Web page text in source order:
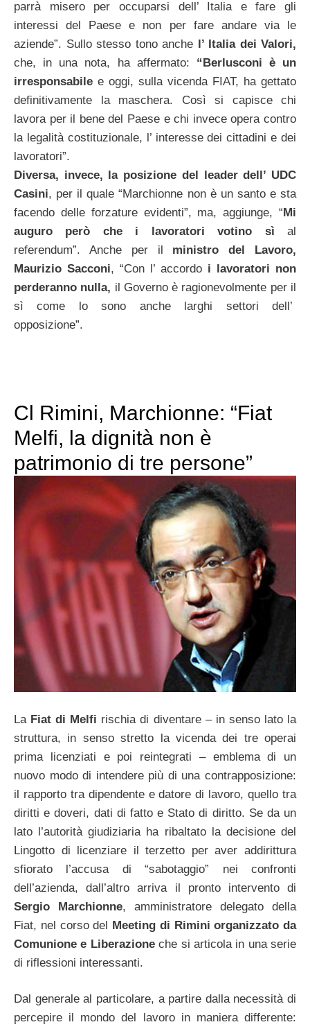
parrà misero per occuparsi dell’ Italia e fare gli
interessi del Paese e non per fare andare via le
aziende”. Sullo stesso tono anche l’ Italia dei Valori,
che, in una nota, ha affermato: “Berlusconi è un
irresponsabile e oggi, sulla vicenda FIAT, ha gettato
definitivamente la maschera. Così si capisce chi
lavora per il bene del Paese e chi invece opera contro
la legalità costituzionale, l’ interesse dei cittadini e dei
lavoratori”.
Diversa, invece, la posizione del leader dell’ UDC
Casini, per il quale “Marchionne non è un santo e sta
facendo delle forzature evidenti”, ma, aggiunge, “Mi
auguro però che i lavoratori votino sì al
referendum”. Anche per il ministro del Lavoro,
Maurizio Sacconi, “Con l’ accordo i lavoratori non
perderanno nulla, il Governo è ragionevolmente per il
sì come lo sono anche larghi settori dell’
opposizione”.
Cl Rimini, Marchionne: “Fiat
Melfi, la dignità non è
patrimonio di tre persone”
La Fiat di Melfi rischia di diventare – in senso lato la
struttura, in senso stretto la vicenda dei tre operai
prima licenziati e poi reintegrati – emblema di un
nuovo modo di intendere più di una contrapposizione:
il rapporto tra dipendente e datore di lavoro, quello tra
diritti e doveri, dati di fatto e Stato di diritto. Se da un
lato l’autorità giudiziaria ha ribaltato la decisione del
Lingotto di licenziare il terzetto per aver addirittura
sfiorato l’accusa di “sabotaggio” nei confronti
dell’azienda, dall’altro arriva il pronto intervento di
Sergio Marchionne, amministratore delegato della
Fiat, nel corso del Meeting di Rimini organizzato da
Comunione e Liberazioneche si articola in una serie
di riflessioni interessanti.
Dal generale al particolare, a partire dalla necessità di
percepire il mondo del lavoro in maniera differente: